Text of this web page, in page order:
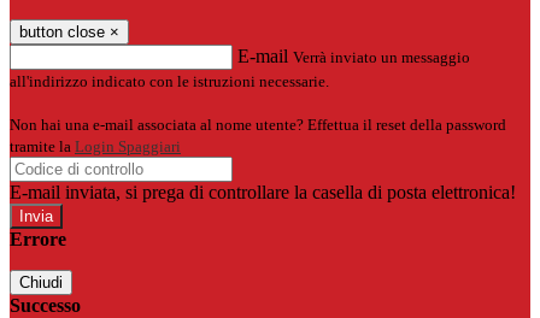
button close ×
E-mail Verrà inviato un messaggio
all'indirizzo indicato con le istruzioni necessarie.
Non hai una e-mail associata al nome utente? Effettua il reset della password
tramite la Login Spaggiari
E-mail inviata, si prega di controllare la casella di posta elettronica!
Errore
Chiudi
Successo